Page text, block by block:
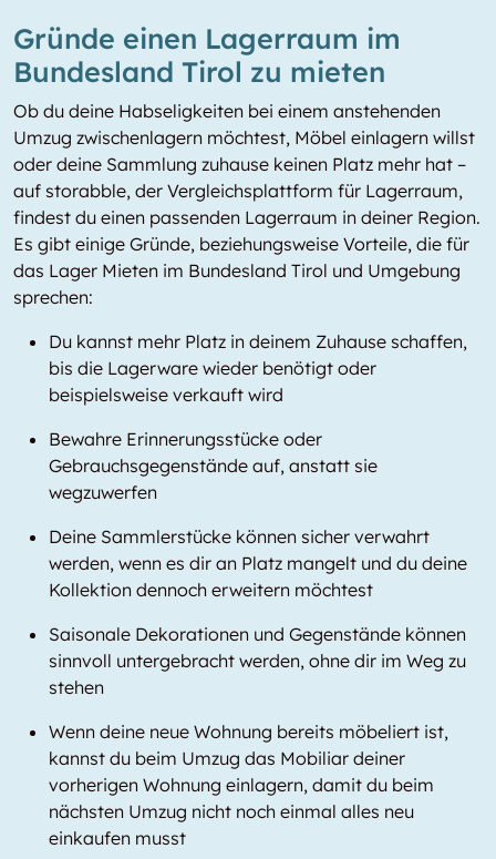
Gründe einen Lagerraum im
Bundesland Tirol zu mieten
Ob du deine Habseligkeiten bei einem anstehenden
Umzug zwischenlagern möchtest, Möbel einlagern willst
oder deine Sammlung zuhause keinen Platz mehr hat –
auf storabble, der Vergleichsplattform für Lagerraum,
findest du einen passenden Lagerraum in deiner Region.
Es gibt einige Gründe, beziehungsweise Vorteile, die für
das Lager Mieten im Bundesland Tirol und Umgebung
sprechen:
Du kannst mehr Platz in deinem Zuhause schaffen,
bis die Lagerware wieder benötigt oder
beispielsweise verkauft wird
Bewahre Erinnerungsstücke oder
Gebrauchsgegenstände auf, anstatt sie
wegzuwerfen
Deine Sammlerstücke können sicher verwahrt
werden, wenn es dir an Platz mangelt und du deine
Kollektion dennoch erweitern möchtest
Saisonale Dekorationen und Gegenstände können
sinnvoll untergebracht werden, ohne dir im Weg zu
stehen
Wenn deine neue Wohnung bereits möbeliert ist,
kannst du beim Umzug das Mobiliar deiner
vorherigen Wohnung einlagern, damit du beim
nächsten Umzug nicht noch einmal alles neu
einkaufen musst